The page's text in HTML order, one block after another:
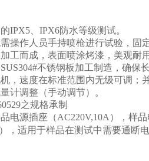
IPX5、IPX6防水等级测试。
操作人员手持喷枪进行试验，固
工而成，表面喷涂烤漆，美观耐用
不锈钢板加工制造，确保
，速度在标准范围内无级可调；
计调整（手动调节）。
之规格承制
电源插座（AC220V,10A），样
，适用于样品在测试中需要通断电